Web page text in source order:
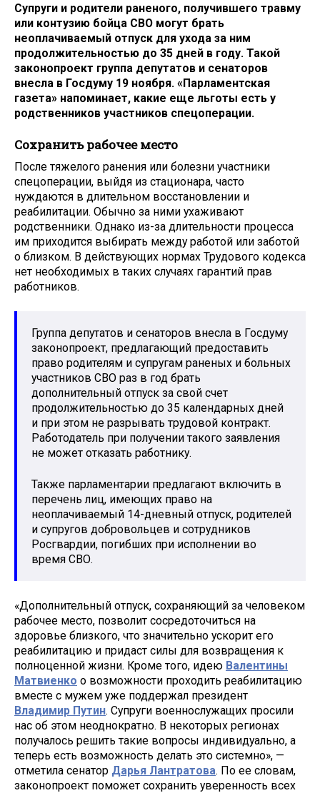
Супруги и родители раненого, получившего травму
или контузию бойца СВО могут брать
неоплачиваемый отпуск для ухода за ним
продолжительностью до 35 дней в году. Такой
законопроект группа депутатов и сенаторов
внесла в Госдуму 19 ноября. «Парламентская
газета» напоминает, какие еще льготы есть у
родственников участников спецоперации.
Сохранить рабочее место
После тяжелого ранения или болезни участники
спецоперации, выйдя из стационара, часто
нуждаются в длительном восстановлении и
реабилитации. Обычно за ними ухаживают
родственники. Однако из-за длительности процесса
им приходится выбирать между работой или заботой
о близком. В действующих нормах Трудового кодекса
нет необходимых в таких случаях гарантий прав
работников.
Группа депутатов и сенаторов внесла в Госдуму
законопроект, предлагающий предоставить
право родителям и супругам раненых и больных
участников СВО раз в год брать
дополнительный отпуск за свой счет
продолжительностью до 35 календарных дней
и при этом не разрывать трудовой контракт.
Работодатель при получении такого заявления
не может отказать работнику.
Также парламентарии предлагают включить в
перечень лиц, имеющих право на
неоплачиваемый 14-дневный отпуск, родителей
и супругов добровольцев и сотрудников
Росгвардии, погибших при исполнении во
время СВО.
«Дополнительный отпуск, сохраняющий за человеком
рабочее место, позволит сосредоточиться на
здоровье близкого, что значительно ускорит его
реабилитацию и придаст силы для возвращения к
полноценной жизни. Кроме того, идею Валентины
Матвиенко о возможности проходить реабилитацию
вместе с мужем уже поддержал президент
Владимир Путин. Супруги военнослужащих просили
нас об этом неоднократно. В некоторых регионах
получалось решить такие вопросы индивидуально, а
теперь есть возможность делать это системно», —
отметила сенатор Дарья Лантратова. По ее словам,
законопроект поможет сохранить уверенность всех